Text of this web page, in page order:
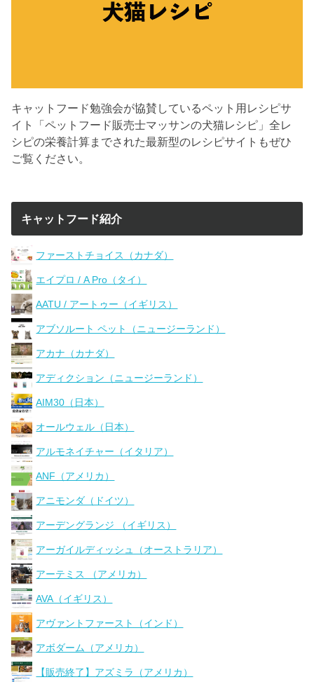
キャットフード勉強会が協賛しているペット用レシピサ
イト「ペットフード販売士マッサンの犬猫レシピ」全レ
シピの栄養計算までされた最新型のレシピサイトもぜひ
ご覧ください。
キャットフード紹介
ファーストチョイス（カナダ）
エイプロ / A Pro（タイ）
AATU / アートゥー（イギリス）
アブソルート ペット（ニュージーランド）
アカナ（カナダ）
アディクション（ニュージーランド）
AIM30（日本）
オールウェル（日本）
アルモネイチャー（イタリア）
ANF（アメリカ）
アニモンダ（ドイツ）
アーデングランジ （イギリス）
アーガイルディッシュ（オーストラリア）
アーテミス （アメリカ）
AVA（イギリス）
アヴァントファースト（インド）
アボダーム（アメリカ）
【販売終了】アズミラ（アメリカ）